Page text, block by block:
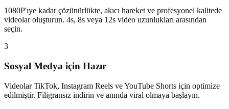
1080P'ıye kadar çözünürlükte, akıcı hareket ve profesyonel kalitede
videolar oluşturun. 4s, 8s veya 12s video uzunlukları arasından
seçin.
3
Sosyal Medya için Hazır
Videolar TikTok, Instagram Reels ve YouTube Shorts için optimize
edilmiştir. Filigransız indirin ve anında viral olmaya başlayın.